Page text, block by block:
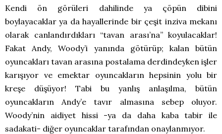
Kendi ön görüleri dahilinde ya çöpün dibini
boylayacaklar ya da hayallerinde bir çeşit inziva mekanı
olarak canlandırdıkları “tavan arası’na” koyulacaklar!
Fakat Andy, Woody’i yanında götürüp; kalan bütün
oyuncakları tavan arasına postalama derdindeyken işler
karışıyor ve emektar oyuncakların hepsinin yolu bir
kreşe düşüyor! Tabi bu yanlış anlaşılma, bütün
oyuncakların Andy’e tavır almasına sebep oluyor.
Woody’nin aidiyet hissi -ya da daha kaba tabir ile
sadakati- diğer oyuncaklar tarafından onaylanmıyor.